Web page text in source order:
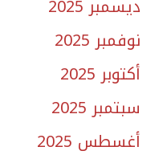
ديسمبر 2025
نوفمبر 2025
أكتوبر 2025
سبتمبر 2025
أغسطس 2025